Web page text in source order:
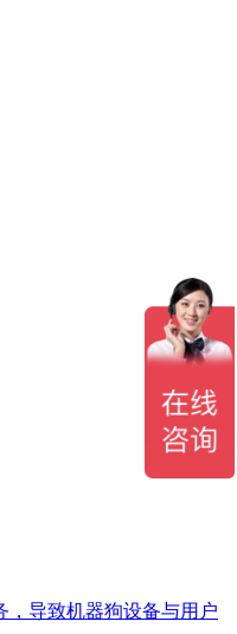
，导致机器狗设备与用户